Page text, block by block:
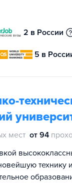
2 в России
5 в
мест от 94